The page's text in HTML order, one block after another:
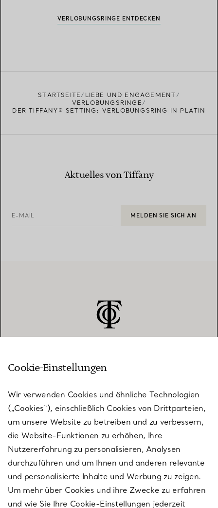
VERLOBUNGSRINGE ENTDECKEN
STARTSEITE
LIEBE UND ENGAGEMENT
VERLOBUNGSRINGE
DER TIFFANY® SETTING: VERLOBUNGSRING IN PLATIN
Aktuelles von Tiffany
E-MAIL MELDEN SIE SICH AN
KUNDENSERVICE
SERVICES
ÜBER TIFFANY & CO.
RECHTLICHE HINWEISE
Cookie-Einstellungen
Wir verwenden Cookies und ähnliche Technologien
(„Cookies“), einschließlich Cookies von Drittparteien,
um unsere Website zu betreiben und zu verbessern,
die Website-Funktionen zu erhöhen, Ihre
Nutzererfahrung zu personalisieren, Analysen
durchzuführen und um Ihnen und anderen relevante
und personalisierte Inhalte und Werbung zu zeigen.
Um mehr über Cookies und ihre Zwecke zu erfahren
und wie Sie Ihre Cookie-Einstellungen jederzeit